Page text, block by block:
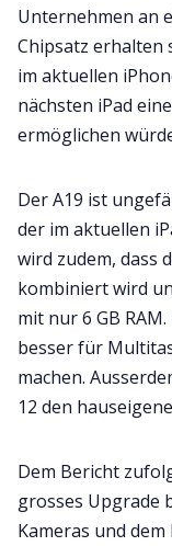
Unternehmen an
Chipsatz erhalten
im aktuellen
nächsten iPad
ermöglichen
Der A19 ist
der im aktuellen
wird zudem, dass
kombiniert wird
mit nur 6 GB
besser für
machen.
12 den
Dem Bericht
grosses Upgrade
Kameras und